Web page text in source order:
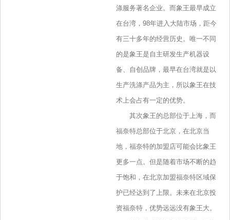
涤服务著名企业。而象王最早成立
在台湾，98年进入大陆市场，距今
有三十多年的经营历史。唯一不同
的是象王是自主研发生产机器设
备、自创品牌，最早在台湾就是以
生产洗涤产品为主，所以象王在技
术上会占有一定的优势。
其次象王的总部位于上海，而
福奈特总部位于北京，在北京当
地，福奈特的加盟店可能会比象王
更多一点。但是随着市场不断的趋
于饱和，在北京加盟福奈特区域保
护已经达到了上限。未来在北京投
资福奈特，优势远远没有象王大。